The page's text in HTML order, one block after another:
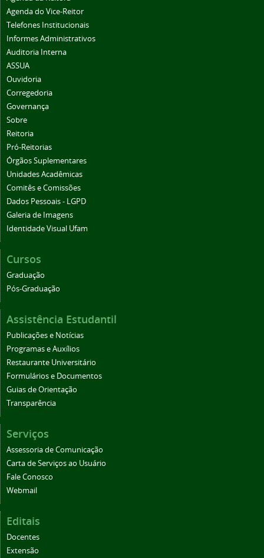
Agenda do Vice-Reitor
Telefones Institucionais
Informes Administrativos
Auditoria Interna
ASSUA
Ouvidoria
Corregedoria
Governança
Sobre
Reitoria
Pró-Reitorias
Órgãos Suplementares
Unidades Acadêmicas
Comitês e Comissões
Dados Pessoais - LGPD
Galeria de Imagens
Identidade Visual Ufam
Cursos
Graduação
Pós-Graduação
Assistência Estudantil
Publicações e Notícias
Programas e Auxílios
Restaurante Universitário
Formulários e Documentos
Guias de Orientação
Transparência
Serviços
Assessoria de Comunicação
Carta de Serviços ao Usuário
Fale Conosco
Webmail
Editais
Docentes
Extensão